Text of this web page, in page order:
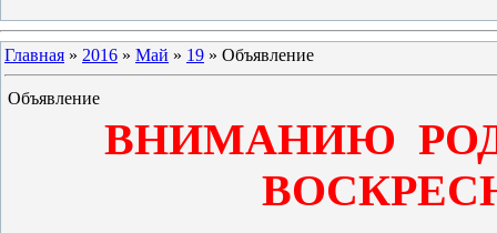
Главная » 2016 » Май » 19 » Объявление
Объявление
ВНИМАНИЮ